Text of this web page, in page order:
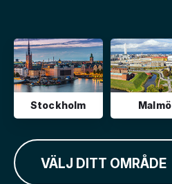
Stockholm Malmö
VÄLJ DITT OMRÅDE